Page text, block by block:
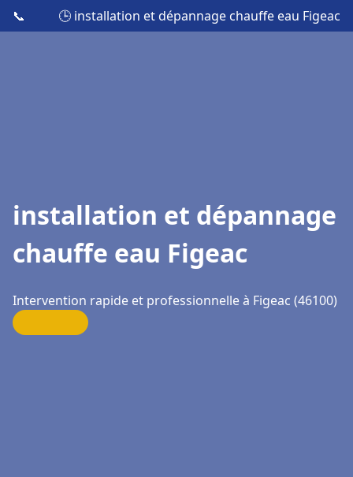
📞 🕒 installation et dépannage chauffe eau Figeac
installation et dépannage
chauffe eau Figeac
Intervention rapide et professionnelle à Figeac (46100)